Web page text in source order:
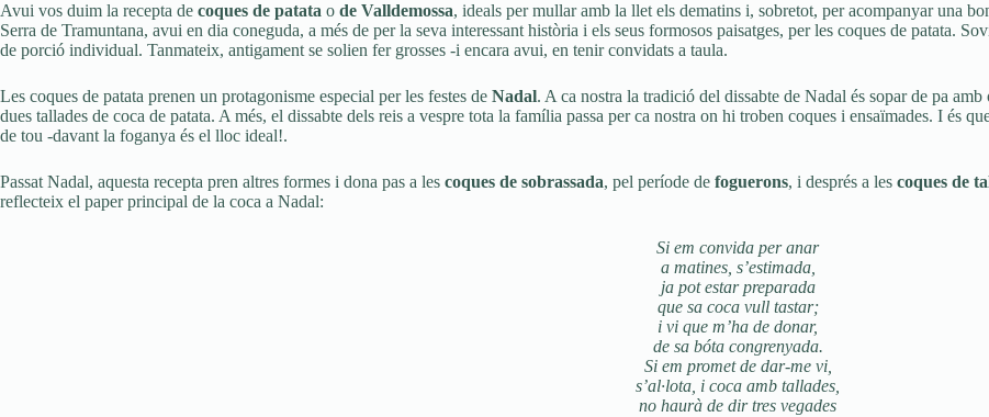
Avui vos duim la recepta de coques de patata o de Valldemossa, ideals per mullar amb la llet els dematins i, sobretot, per acompanyar una
Serra de Tramuntana, avui en dia coneguda, a més de per la seva interessant història i els seus formosos paisatges, per les coques de patata.
de porció individual. Tanmateix, antigament se solien fer grosses -i encara avui, en tenir convidats a taula.
Les coques de patata prenen un protagonisme especial per les festes de Nadal. A ca nostra la tradició del dissabte de Nadal és sopar de pa
dues tallades de coca de patata. A més, el dissabte dels reis a vespre tota la família passa per ca nostra on hi troben coques i ensaïmades. I és
de tou -davant la foganya és el lloc ideal!.
Passat Nadal, aquesta recepta pren altres formes i dona pas a les coques de sobrassada, pel període de foguerons, i després a les coques de
reflecteix el paper principal de la coca a Nadal:
Si em convida per anar
a matines, s’estimada,
ja pot estar preparada
que sa coca vull tastar;
i vi que m’ha de donar,
de sa bóta congrenyada.
Si em promet de dar-me vi,
s’al·lota, i coca amb tallades,
no haurà de dir tres vegades